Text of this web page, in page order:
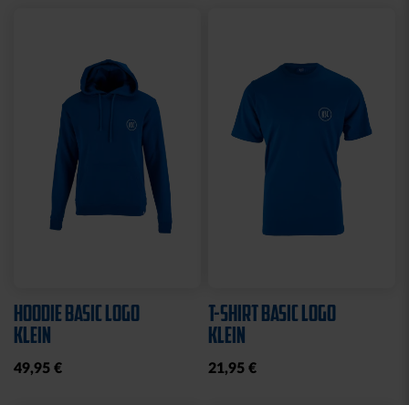
HOODIE BASIC LOGO
KLEIN
49,95 €
T-SHIRT BASIC LOGO
KLEIN
21,95 €